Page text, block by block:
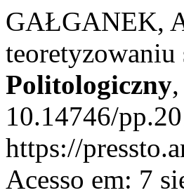
GAŁGANEK,
Politologiczny,
10.14746/
https://
Acesso em: 7